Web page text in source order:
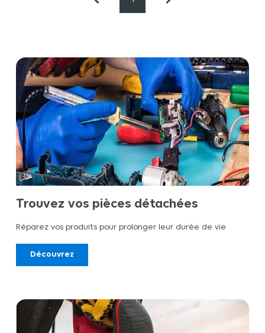
Trouvez vos pièces détachées
Réparez vos produits pour prolonger leur durée de vie
Découvrez